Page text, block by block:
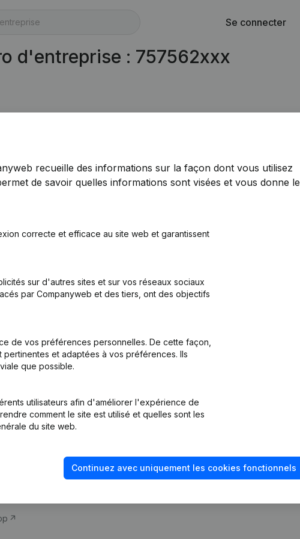
Se connecter
d'entreprise : 757562xxx
recueille des informations sur la façon dont vous utilisez
de savoir quelles informations sont visées et vous donne le
correcte et efficace au site web et garantissent
sur d'autres sites et sur vos réseaux sociaux
par Companyweb et des tiers, ont des objectifs
de vos préférences personnelles. De cette façon,
et adaptées à vos préférences. Ils
que possible.
utilisateurs afin d'améliorer l'expérience de
comment le site est utilisé et quelles sont les
du site web.
Continuez avec uniquement les cookies fonctionnels
fraude
Consulter des comptes annuels
Vérification de la solvabilité